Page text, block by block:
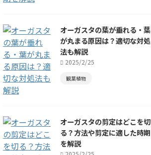
オーガスタの葉が垂れる・葉
が丸まる原因は？適切な対処
法も解説
2025/2/25
観葉植物
オーガスタの剪定はどこを切
る？方法や剪定に適した時期
を解説